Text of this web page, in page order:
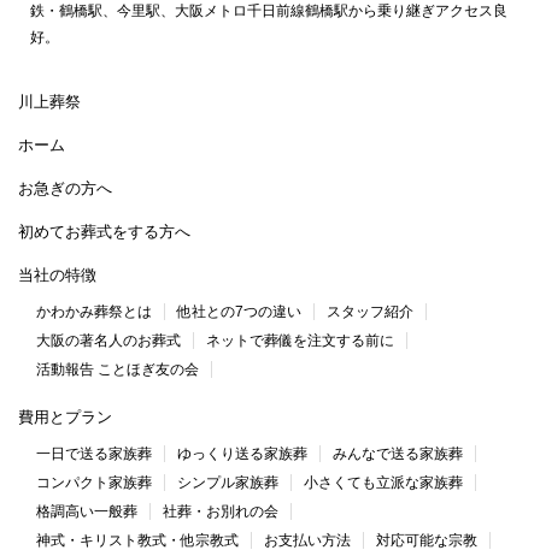
鉄・鶴橋駅、今里駅、大阪メトロ千日前線鶴橋駅から乗り継ぎアクセス良
好。
川上葬祭
ホーム
お急ぎの方へ
初めてお葬式をする方へ
当社の特徴
かわかみ葬祭とは 他社との7つの違い
スタッフ紹介
大阪の著名人のお葬式
ネットで葬儀を注文する前に
活動報告 ことほぎ友の会
費用とプラン
一日で送る家族葬 ゆっくり送る家族葬
みんなで送る家族葬
コンパクト家族葬
シンプル家族葬
小さくても立派な家族葬
格調高い一般葬
社葬・お別れの会
神式・キリスト教式・他宗教式
お支払い方法 対応可能な宗教